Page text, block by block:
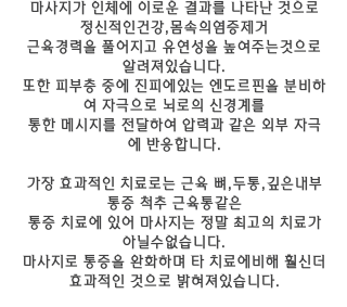
마사지가 인체에 이로운 결과를 나타난 것으로
정신적인건강,몸속의염증제거
근육경력을 풀어지고 유연성을 높여주는것으로
알려져있습니다.
또한 피부층 중에 진피에있는 엔도르핀을 분비하
여 자극으로 뇌로의 신경계를
통한 메시지를 전달하여 압력과 같은 외부 자극
에 반응합니다.
가장 효과적인 치료로는 근육 뼈,두통,깊은내부
통증 척추 근육통같은
통증 치료에 있어 마사지는 정말 최고의 치료가
아닐수없습니다.
마사지로 통증을 완화하며 타 치료에비해 훨신더
효과적인 것으로 밝혀져있습니다.